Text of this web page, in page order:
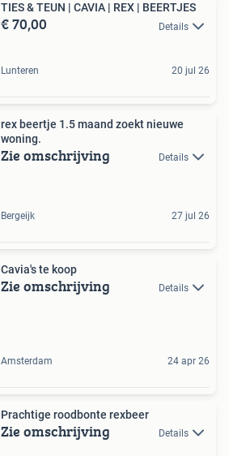
TIES & TEUN | CAVIA | REX | BEERTJES
€ 70,00 Details
Lunteren 20 jul 26
rex beertje 1.5 maand zoekt nieuwe
woning.
Zie omschrijving Details
Bergeijk 27 jul 26
Cavia's te koop
Zie omschrijving Details
Amsterdam 24 apr 26
Prachtige roodbonte rexbeer
Zie omschrijving Details